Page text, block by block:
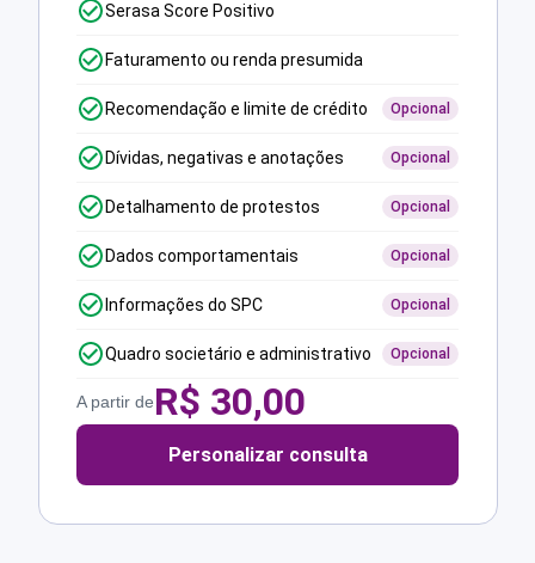
Serasa Score Positivo
Faturamento ou renda presumida
Recomendação e limite de crédito Opcional
Dívidas, negativas e anotações Opcional
Detalhamento de protestos Opcional
Dados comportamentais Opcional
Informações do SPC Opcional
Quadro societário e administrativo Opcional
A partir deR$ 30,00
Personalizar consulta